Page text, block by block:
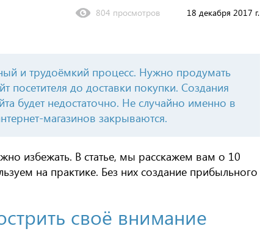
18 декабря 2017 г.
804 просмотров
и трудоёмкий процесс. Нужно продумать
посетителя до доставки покупки. Создания
будет недостаточно. Не случайно именно в
магазинов закрываются.
избежать. В статье, мы расскажем вам о 10
на практике. Без них создание прибыльного
своё внимание